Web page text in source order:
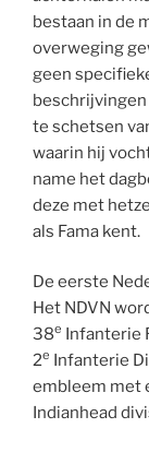
bestaan in de
overweging
geen
te schetsen
waarin hij
name het
deze met
als Fama kent.
De eerste
Het NDVN
38e Infanterie
2e Infanterie
embleem met
Indianhead